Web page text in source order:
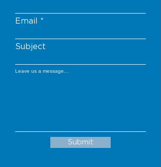
Email
Subject
Leave us a message...
Submit